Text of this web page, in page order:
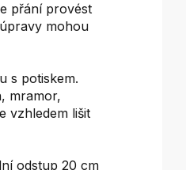
přání provést
mohou
s potiskem.
mramor,
vzhledem lišit
odstup 20 cm